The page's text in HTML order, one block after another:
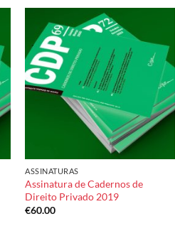
Add to
wishlist
ASSINATURAS
Assinatura de Cadernos de
Direito Privado 2019
€60.00